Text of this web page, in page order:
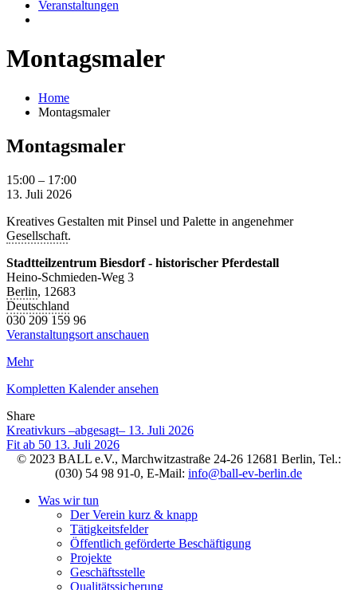
Veranstaltungen
Montagsmaler
Home
Montagsmaler
Montagsmaler
Montagsmaler
15:00 – 17:00
13. Juli 2026
Kreatives Gestalten mit Pinsel und Palette in angenehmer
Gesellschaft.
Stadtteilzentrum Biesdorf - historischer Pferdestall
Heino-Schmieden-Weg 3
Berlin, 12683
Deutschland
030 209 159 96
Veranstaltungsort anschauen
Mehr
Kompletten Kalender ansehen
Share
Facebook
Twitter
LinkedIn
Pinterest
Stumbleupon
Email
Kreativkurs –abgesagt– 13. Juli 2026
Fit ab 50 13. Juli 2026
© 2023 BALL e.V., Marchwitzastraße 24-26 12681 Berlin, Tel.:
(030) 54 98 91-0, E-Mail: info@ball-ev-berlin.de
Was wir tun
Der Verein kurz & knapp
Tätigkeitsfelder
Öffentlich geförderte Beschäftigung
Projekte
Geschäftsstelle
Qualitätssicherung